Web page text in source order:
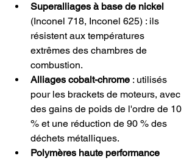
Superalliages à base de nickel
(Inconel 718, Inconel 625) : ils
résistent aux températures
extrêmes des chambres de
combustion.
Alliages cobalt-chrome : utilisés
pour les brackets de moteurs, avec
des gains de poids de l'ordre de 10
% et une réduction de 90 % des
déchets métalliques.
Polymères haute performance